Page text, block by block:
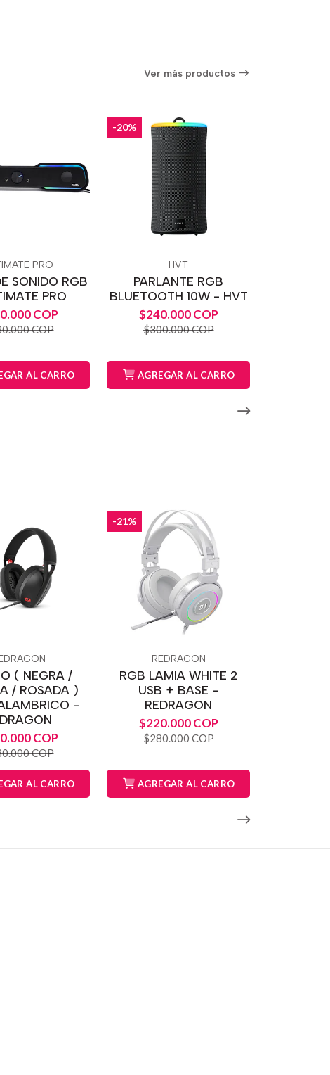
Ver más productos
PRO
SONIDO RGB
PRO
COP
COP
AL CARRO
-20%
HVT
PARLANTE RGB
BLUETOOTH 10W - HVT
$240.000 COP
$300.000 COP
AGREGAR AL CARRO
( NEGRA /
/ ROSADA )
-
COP
COP
AL CARRO
-21%
REDRAGON
RGB LAMIA WHITE 2
USB + BASE -
REDRAGON
$220.000 COP
$280.000 COP
AGREGAR AL CARRO